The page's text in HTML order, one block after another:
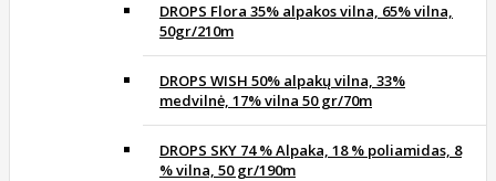
DROPS Flora 35% alpakos vilna, 65% vilna,
50gr/210m
DROPS WISH 50% alpakų vilna, 33%
medvilnė, 17% vilna 50 gr/70m
DROPS SKY 74 % Alpaka, 18 % poliamidas, 8
% vilna, 50 gr/190m